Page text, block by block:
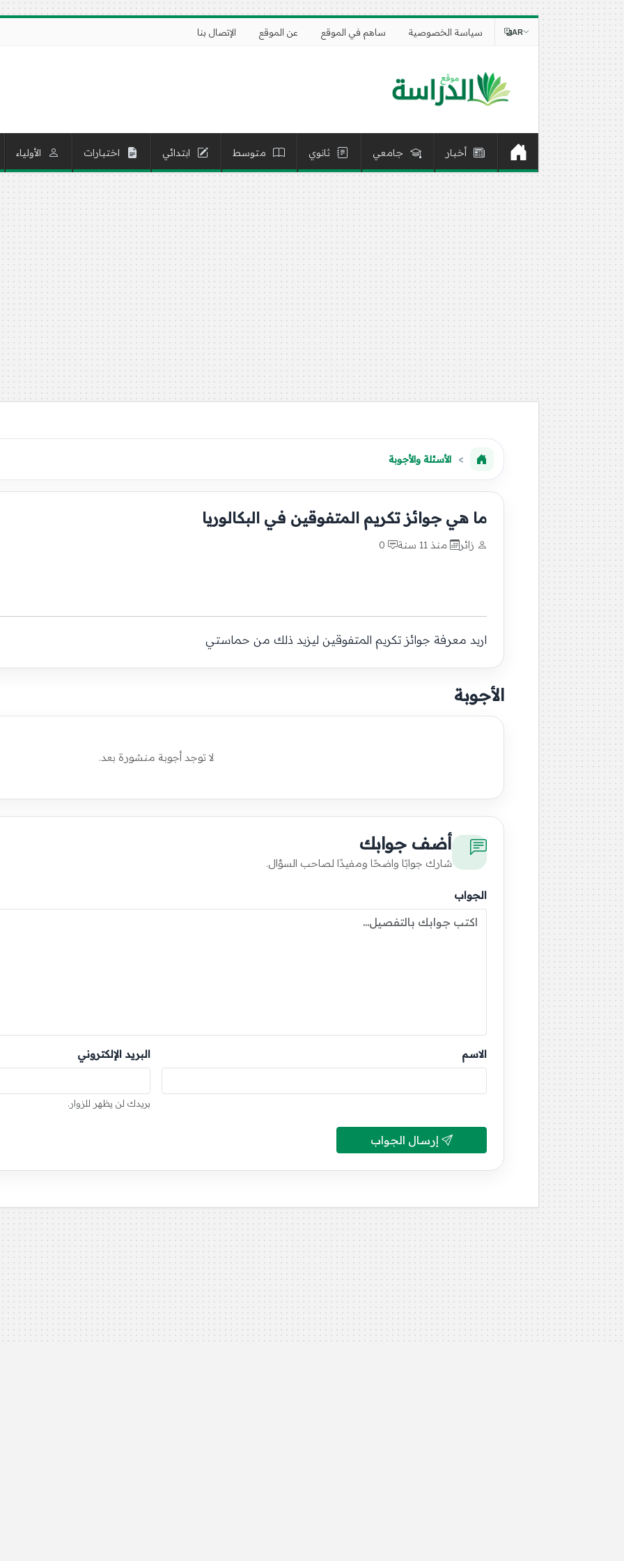
سياسة الخصوصية ساهم في الموقع عن الموقع الإتصال بنا AR
أخبار جامعي ثانوي متوسط ابتدائي اختبارات الأولياء
الأسئلة والأجوبة
ما هي جوائز تكريم المتفوقين في البكالوريا
زائر منذ 11 سنة
اريد معرفة جوائز تكريم المتفوقين ليزيد ذلك من حماستي
الأجوبة
لا توجد أجوبة منشورة بعد.
أضف جوابك
شارك جوابًا واضحًا ومفيدًا لصاحب السؤال.
الجواب
الاسم البريد الإلكتروني
بريدك لن يظهر للزوار.
إرسال الجواب